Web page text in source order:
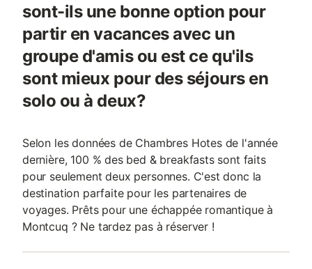
sont-ils une bonne option pour
partir en vacances avec un
groupe d'amis ou est ce qu'ils
sont mieux pour des séjours en
solo ou à deux?
Selon les données de Chambres Hotes de l'année
dernière, 100 % des bed & breakfasts sont faits
pour seulement deux personnes. C'est donc la
destination parfaite pour les partenaires de
voyages. Prêts pour une échappée romantique à
Montcuq ? Ne tardez pas à réserver !